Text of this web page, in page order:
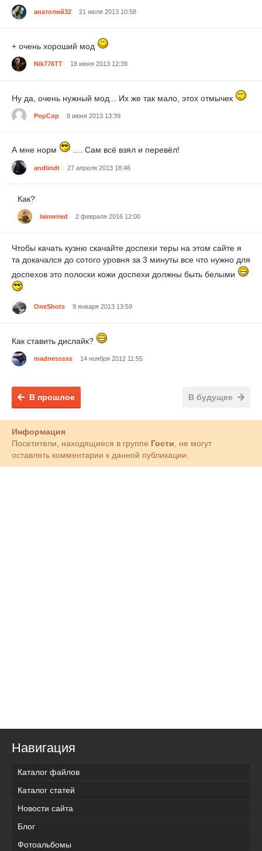
анатолий32 21 июля 2013 10:58
+ очень хороший мод
Nik776TT 18 июня 2013 12:39
Ну да, очень нужный мод... Их же так мало, этох отмычек
PopCop 8 июня 2013 13:39
А мне норм .... Сам всё взял и перевёл!
andlindt 27 апреля 2013 18:46
Как?
lainwired 2 февраля 2016 12:00
Чтобы качать кузню скачайте доспехи теры на этом сайте я
та докачался до сотого уровня за 3 минуты все что нужно для
доспехов это полоски кожи доспехи должны быть белыми
OneShots 9 января 2013 13:59
Как ставить дислайк?
madnesssss 14 ноября 2012 11:55
В будущее
В прошлое
Информация
Посетители, находящиеся в группе Гости , не могут
оставлять комментарии к данной публикации.
Навигация
Каталог файлов
Каталог статей
Новости сайта
Блог
Фотоальбомы